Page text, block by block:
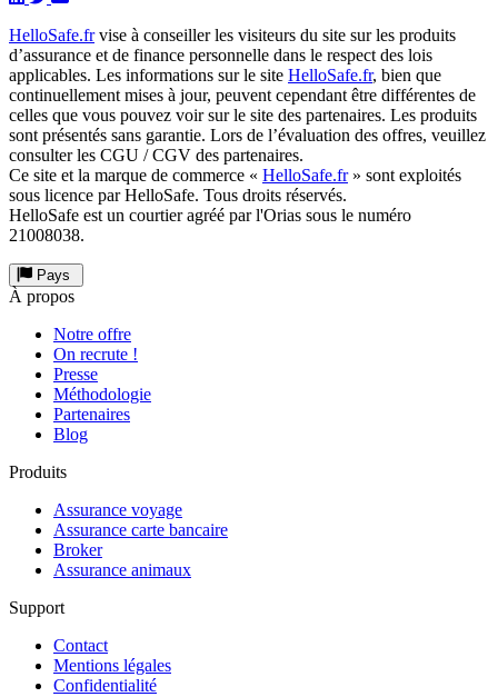
HelloSafe.frvise à conseiller les visiteurs du site sur les produits
d’assurance et de finance personnelle dans le respect des lois
applicables. Les informations sur le site HelloSafe.fr, bien que
continuellement mises à jour, peuvent cependant être différentes de
celles que vous pouvez voir sur le site des partenaires. Les produits
sont présentés sans garantie. Lors de l’évaluation des offres, veuillez
consulter les CGU / CGV des partenaires.
Ce site et la marque de commerce « HelloSafe.fr» sont exploités
sous licence par HelloSafe. Tous droits réservés.
HelloSafe est un courtier agréé par l'Orias sous le numéro
21008038.
Pays
À propos
Notre offre
On recrute !
Presse
Méthodologie
Partenaires
Blog
Produits
Assurance voyage
Assurance carte bancaire
Broker
Assurance animaux
Support
Contact
Mentions légales
Confidentialité